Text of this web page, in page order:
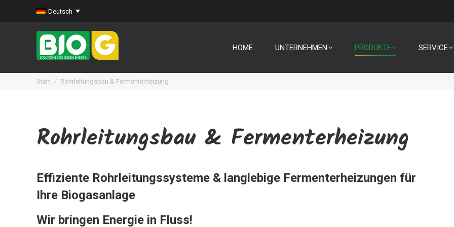
Deutsch
HOME UNTERNEHMEN PRODUKTE SERVICE
Sie befinden sich hier:
Start Rohrleitungsbau & Fermenterheizung
Rohrleitungsbau & Fermenterheizung
Effiziente Rohrleitungssysteme & langlebige Fermenterheizungen für
Ihre Biogasanlage
Wir bringen Energie in Fluss!